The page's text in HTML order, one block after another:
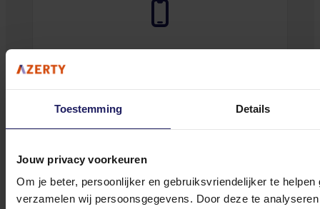
Toestemming Details
Jouw privacy voorkeuren
Om je beter, persoonlijker en gebruiksvriendelijker te
verzamelen wij persoonsgegevens. Door deze te
Klantenservice@azerty.nl